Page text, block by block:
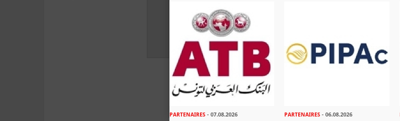
PARTENAIRES - 07.08.2026 PARTENAIRES - 06.08.2026